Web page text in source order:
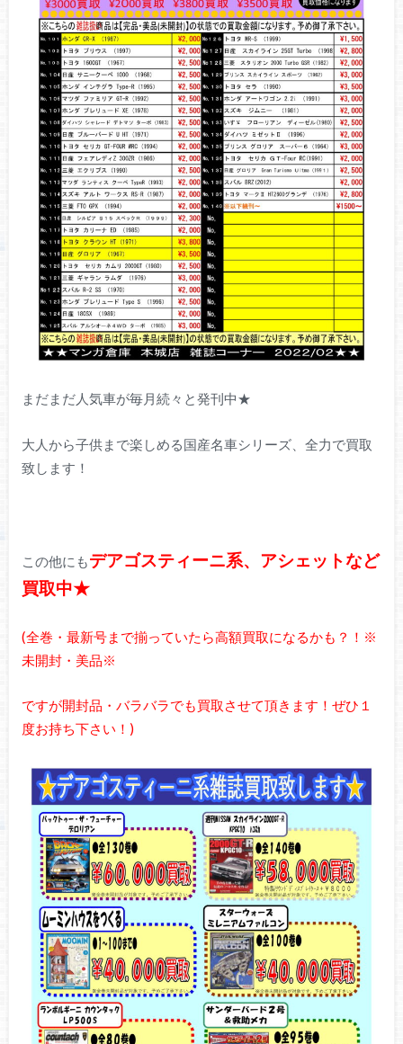
まだまだ人気車が毎月続々と発刊中★
大人から子供まで楽しめる国産名車シリーズ、全力で買取
致します！
この他にもデアゴスティーニ系、アシェットなど
買取中★
(全巻・最新号まで揃っていたら高額買取になるかも？！※
未開封・美品※
ですが開封品・バラバラでも買取させて頂きます！ぜひ１
度お持ち下さい！)